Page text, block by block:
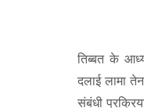
तिब्बत के
दलाई लामा
संबंधी